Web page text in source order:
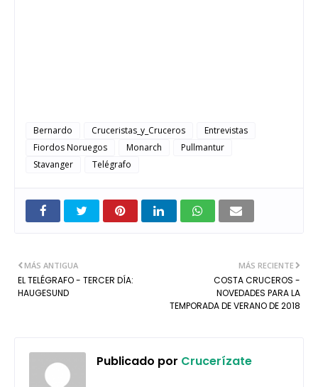
Bernardo Cruceristas_y_Cruceros
Entrevistas
Fiordos Noruegos
Monarch
Pullmantur
Stavanger
Telégrafo
MÁS RECIENTE
COSTA CRUCEROS -
NOVEDADES PARA LA
TEMPORADA DE VERANO DE 2018
MÁS ANTIGUA
EL TELÉGRAFO - TERCER DÍA:
HAUGESUND
Publicado por Crucerízate